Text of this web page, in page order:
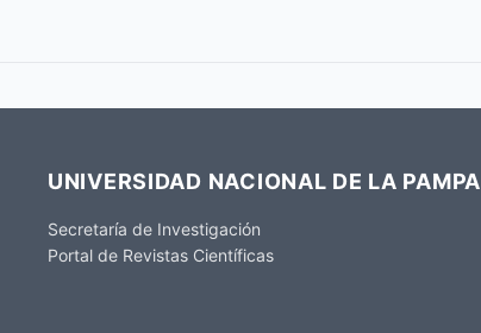
UNIVERSIDAD NACIONAL DE LA PAMPA
Secretaría de Investigación
Portal de Revistas Científicas